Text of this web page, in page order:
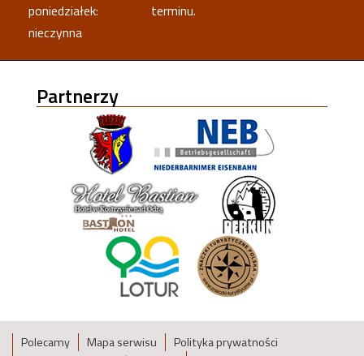
poniedziałek:
nieczynna
terminu.
Partnerzy
Polecamy Mapa serwisu
Polityka prywatności